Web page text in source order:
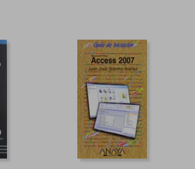
$ 80.51
45%
dcto.